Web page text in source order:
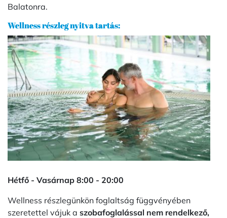
Balatonra.
Wellness részleg nyitva tartás:
Hétfő - Vasárnap 8:00 - 20:00
Wellness részlegünkön foglaltság függvényében
szeretettel vájuk a szobafoglalással nem rendelkező,